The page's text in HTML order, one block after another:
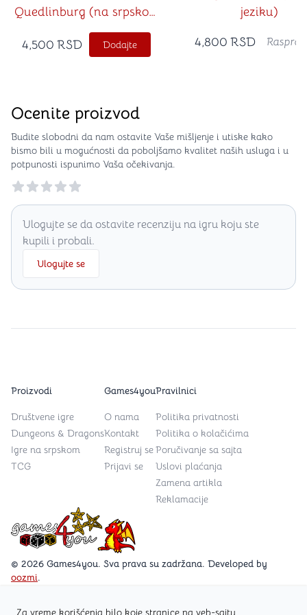
Za vreme korišćenja bilo koje stranice na veb-sajtu
Quedlinburg (na srpskom
jeziku)
4,500 RSD Dodajte
jeziku)
4,800 RSD
Ocenite proizvod
Budite slobodni da nam ostavite Vaše mišljenje i utiske kako
bismo bili u mogućnosti da poboljšamo kvalitet naših usluga i u
potpunosti ispunimo Vaša očekivanja.
Reviews
Ulogujte se da ostavite recenziju na igru koju ste
kupili i probali.
Ulogujte se
Games4you logo
© 2026 Games4you. Sva prava su zadržana. Developed by
oozmi.
Proizvodi
Društvene igre
Dungeons & Dragons
Igre na srpskom
TCG
Games4you
O nama
Kontakt
Registruj se
Prijavi se
Pravilnici
Politika privatnosti
Politika o kolačićima
Poručivanje sa sajta
Uslovi plaćanja
Zamena artikla
Reklamacije